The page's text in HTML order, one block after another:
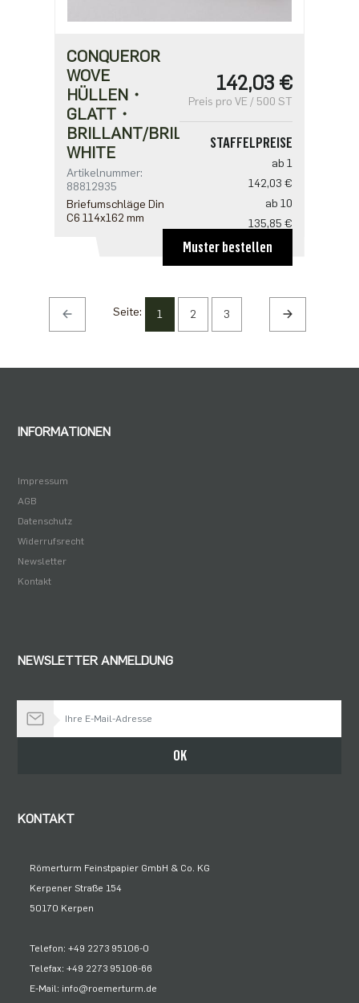
CONQUEROR
WOVE
HÜLLEN・
GLATT・
BRILLANT/BRILLIANT
WHITE
Artikelnummer:
88812935
Briefumschläge Din
C6 114x162 mm
142,03 €
Preis pro VE / 500 ST
STAFFELPREISE
ab 1
142,03 €
ab 10
135,85 €
ab 20
123,50 €
Muster bestellen
Seite: 1 2 3
INFORMATIONEN
Impressum
AGB
Datenschutz
Widerrufsrecht
Newsletter
Kontakt
NEWSLETTER ANMELDUNG
OK
KONTAKT
Römerturm Feinstpapier GmbH & Co. KG
Kerpener Straße 154
50170 Kerpen
Telefon: +49 2273 95106-0
Telefax: +49 2273 95106-66
E-Mail: info@roemerturm.de